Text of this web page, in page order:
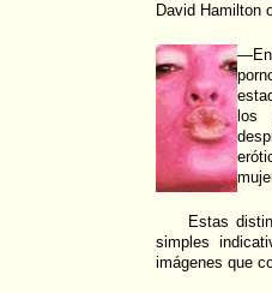
David Hamilton
los
Estas
simples
imágenes que